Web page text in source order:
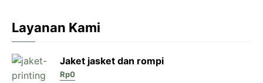
Layanan Kami
Jaket jasket dan rompi
Rp0